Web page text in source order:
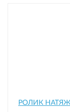
РОЛИК